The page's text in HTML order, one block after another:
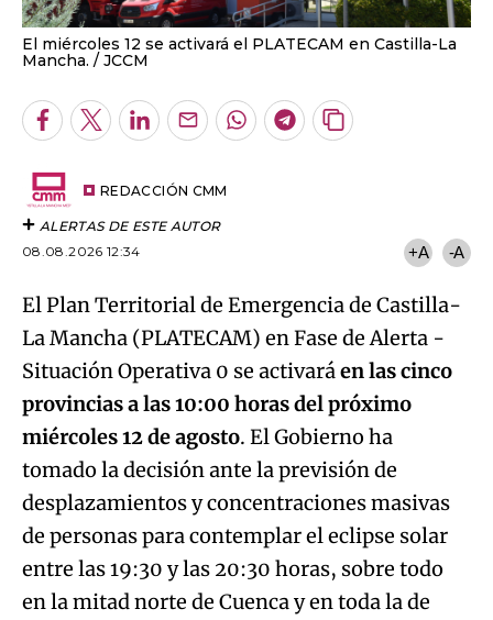
El miércoles 12 se activará el PLATECAM en Castilla-La
Mancha.
JCCM
Facebook
TwitterLinkedInEnviarWhatsapp
Telegram
Copiar
REDACCIÓN CMM
ALERTAS DE ESTE AUTOR
08.08.2026 12:34
+A -A
El PlanTerritorial de Emergencia de Castilla-
La Mancha (PLATECAM) en Fase de Alerta -
Situación Operativa 0 se activaráen las cinco
provincias a las 10:00 horas del próximo
miércoles 12 de agosto. El Gobierno ha
tomado la decisión ante la previsión de
desplazamientos y concentraciones masivas
de personas para contemplar el eclipse solar
entre las 19:30 y las 20:30 horas, sobre todo
en la mitad norte de Cuenca y en toda la de